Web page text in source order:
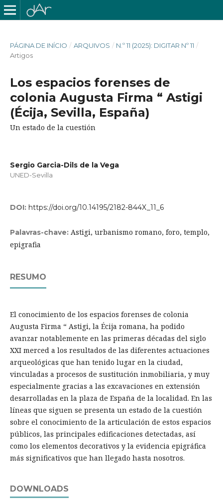
PÁGINA DE INÍCIO / ARQUIVOS / N.º 11 (2025): DIGITAR Nº 11 /
Artigos
Los espacios forenses de
colonia Augusta Firma “ Astigi
(Écija, Sevilla, España)
Un estado de la cuestión
Sergio Garcia-Dils de la Vega
UNED-Sevilla
DOI: https://doi.org/10.14195/2182-844X_11_6
Palavras-chave: Astigi, urbanismo romano, foro, templo,
epigrafia
RESUMO
El conocimiento de los espacios forenses de colonia
Augusta Firma “ Astigi, la Écija romana, ha podido
avanzar notablemente en las primeras décadas del siglo
XXI merced a los resultados de las diferentes actuaciones
arqueológicas que han tenido lugar en la ciudad,
vinculadas a procesos de sustitución inmobiliaria, y muy
especialmente gracias a las excavaciones en extensión
desarrolladas en la plaza de España de la localidad. En las
líneas que siguen se presenta un estado de la cuestión
sobre el conocimiento de la articulación de estos espacios
públicos, las principales edificaciones detectadas, así
como los elementos decorativos y la evidencia epigráfica
más significativos que han llegado hasta nosotros.
DOWNLOADS